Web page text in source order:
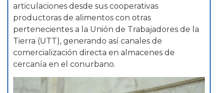
articulaciones desde sus cooperativas
productoras de alimentos con otras
pertenecientes a la Unión de Trabajadores de la
Tierra (UTT), generando así canales de
comercialización directa en almacenes de
cercanía en el conurbano.